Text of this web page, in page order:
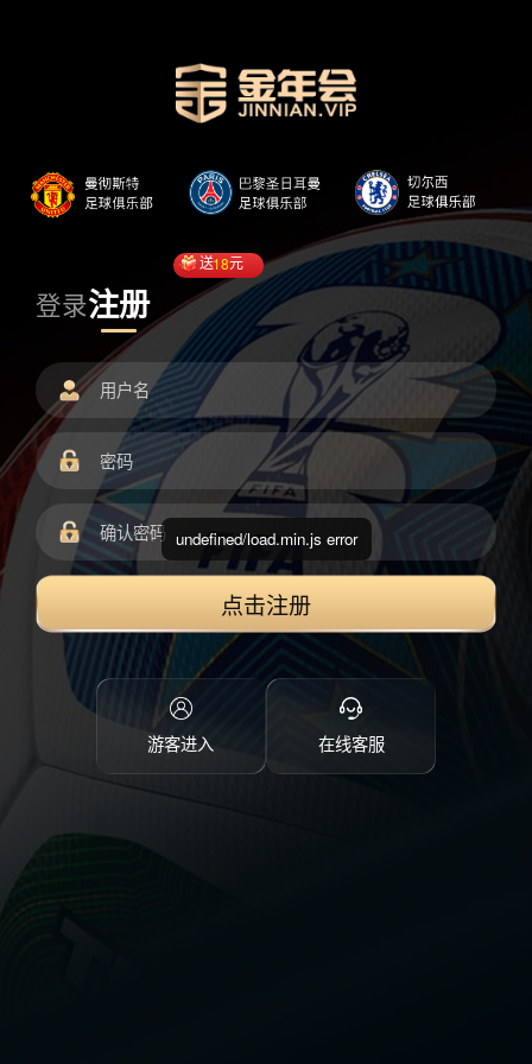
登录注册
送18元
点击注册
游客进入 在线客服
undefined/load.min.js error